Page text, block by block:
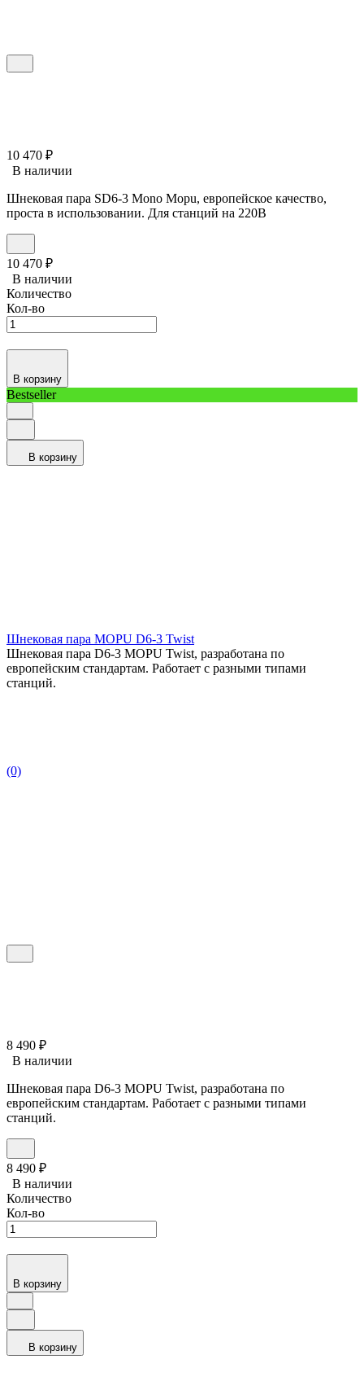
10 470 ₽
В наличии
Шнековая пара SD6-3 Mono Mopu, европейское качество,
проста в использовании. Для станций на 220В
10 470 ₽
В наличии
Количество
Кол-во
В корзину
Bestseller
В корзину
Шнековая пара MOPU D6-3 Twist
Шнековая пара D6-3 MOPU Twist, разработана по
европейским стандартам. Работает с разными типами
станций.
(0)
8 490 ₽
В наличии
Шнековая пара D6-3 MOPU Twist, разработана по
европейским стандартам. Работает с разными типами
станций.
8 490 ₽
В наличии
Количество
Кол-во
В корзину
В корзину